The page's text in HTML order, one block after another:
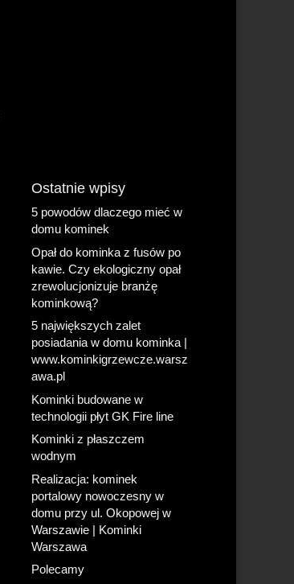
Ostatnie wpisy
5 powodów dlaczego mieć w
domu kominek
Opał do kominka z fusów po
kawie. Czy ekologiczny opał
zrewolucjonizuje branżę
kominkową?
5 największych zalet
posiadania w domu kominka |
www.kominkigrzewcze.warsz
awa.pl
Kominki budowane w
technologii płyt GK Fire line
Kominki z płaszczem
wodnym
Realizacja: kominek
portalowy nowoczesny w
domu przy ul. Okopowej w
Warszawie | Kominki
Warszawa
Polecamy